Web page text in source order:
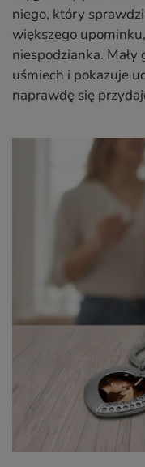
niego, który
większego
niespodzianka.
uśmiech i pokazuje
naprawdę się